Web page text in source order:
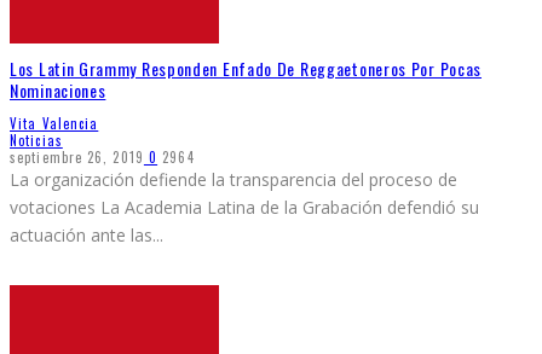
Los Latin Grammy Responden Enfado De Reggaetoneros Por Pocas
Nominaciones
Vita Valencia
Noticias
septiembre 26, 2019 0 2964
La organización defiende la transparencia del proceso de
votaciones La Academia Latina de la Grabación defendió su
actuación ante las...